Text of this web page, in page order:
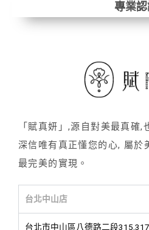
專業
「賦真妍」,源自對美最真確
深信唯有真正懂您的心, 屬於
最完美的實現。
台北中山店
台北市中山區八德路二段